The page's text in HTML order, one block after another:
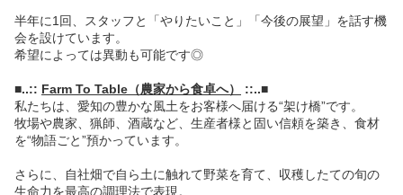
半年に1回、スタッフと「やりたいこと」「今後の展望」を話す機
会を設けています。
希望によっては異動も可能です◎
■..:: Farm To Table（農家から食卓へ）
::..■
私たちは、愛知の豊かな風土をお客様へ届ける“架け橋”です。
牧場や農家、猟師、酒蔵など、生産者様と固い信頼を築き、食材
を“物語ごと”預かっています。
さらに、自社畑で自ら土に触れて野菜を育て、収穫したての旬の
生命力を最高の調理法で表現。